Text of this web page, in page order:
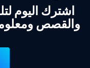
اشترك اليوم
والقصص